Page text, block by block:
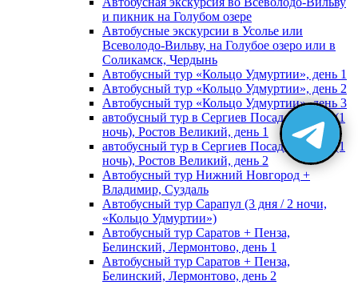
и пикник на Голубом озере
Автобусные экскурсии в Усолье или
Всеволодо-Вильву, на Голубое озеро или в
Соликамск, Чердынь
Автобусный тур «Кольцо Удмуртии», день 1
Автобусный тур «Кольцо Удмуртии», день 2
Автобусный тур «Кольцо Удмуртии», день 3
автобусный тур в Сергиев Посад, Москву (1
ночь), Ростов Великий, день 1
автобусный тур в Сергиев Посад, Москву (1
ночь), Ростов Великий, день 2
Автобусный тур Нижний Новгород +
Владимир, Суздаль
Автобусный тур Сарапул (3 дня / 2 ночи,
«Кольцо Удмуртии»)
Автобусный тур Саратов + Пенза,
Белинский, Лермонтово, день 1
Автобусный тур Саратов + Пенза,
Белинский, Лермонтово, день 2